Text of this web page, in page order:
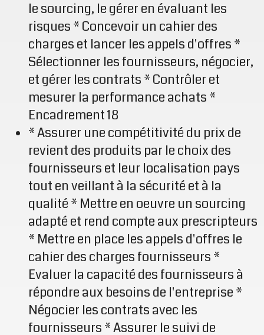
le sourcing, le gérer en évaluant les
risques * Concevoir un cahier des
charges et lancer les appels d'offres *
Sélectionner les fournisseurs, négocier,
et gérer les contrats * Contrôler et
mesurer la performance achats *
Encadrement 18
* Assurer une compétitivité du prix de
revient des produits par le choix des
fournisseurs et leur localisation pays
tout en veillant à la sécurité et à la
qualité * Mettre en oeuvre un sourcing
adapté et rend compte aux prescripteurs
* Mettre en place les appels d'offres le
cahier des charges fournisseurs *
Evaluer la capacité des fournisseurs à
répondre aux besoins de l'entreprise *
Négocier les contrats avec les
fournisseurs * Assurer le suivi de